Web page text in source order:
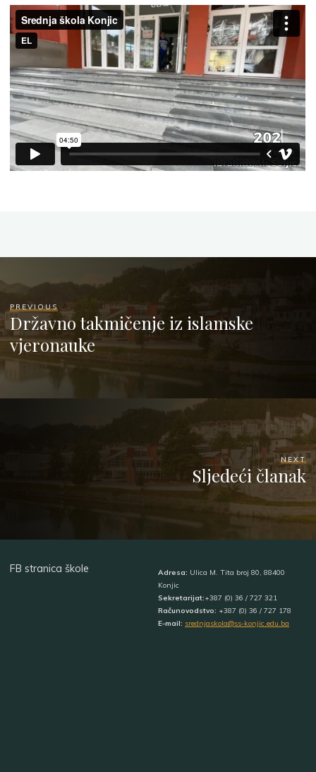
PREVIOUS
Državno takmičenje iz islamske
vjeronauke
NEXT
Sljedeći članak
FB stranica škole Adresa: Ulica M. Tita broj 80, 88400
Konjic
Sekretarijat:+387 (0) 36 / 727 321
Računovodstvo: +387 (0) 36 / 727 178
E-mail: srednjaskola@ss-konjic.edu.ba